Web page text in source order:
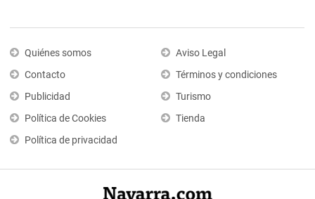
Quiénes somos
Contacto
Publicidad
Política de Cookies
Política de privacidad
Aviso Legal
Términos y condiciones
Turismo
Tienda